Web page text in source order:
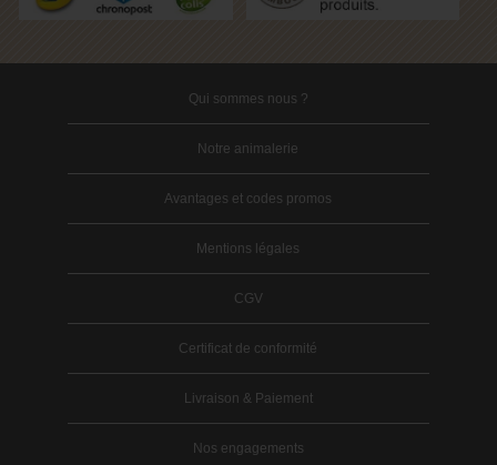
Qui sommes nous ?
Notre animalerie
Avantages et codes promos
Mentions légales
CGV
Certificat de conformité
Livraison & Paiement
Nos engagements